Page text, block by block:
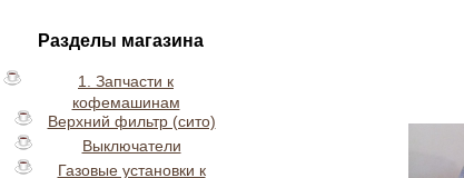
Разделы магазина
1. Запчасти к
кофемашинам
Верхний фильтр (сито)
Выключатели
Газовые установки к